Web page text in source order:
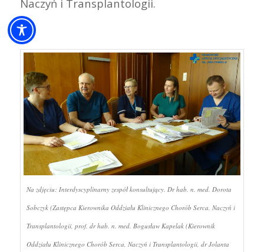
Naczyń i Transplantologii.
Na zdjęciu: Interdyscyplinarny zespół konsultujący. Dr hab. n. med. Dorota
Sobczyk (Zastępca Kierownika Oddziału Klinicznego Chorób Serca, Naczyń i
Transplantologii, prof. dr hab. n. med. Bogusław Kapelak (Kierownik
Oddziału Klinicznego Chorób Serca, Naczyń i Transplantologii, dr Jolanta